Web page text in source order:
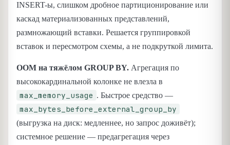
INSERT-ы, слишком дробное партиционирование или
каскад материализованных представлений,
размножающий вставки. Решается группировкой
вставок и пересмотром схемы, а не подкруткой лимита.
OOM на тяжёлом GROUP BY. Агрегация по
высококардинальной колонке не влезла в
max_memory_usage . Быстрое средство —
max_bytes_before_external_group_by
(выгрузка на диск: медленнее, но запрос доживёт);
системное решение — предагрегация через